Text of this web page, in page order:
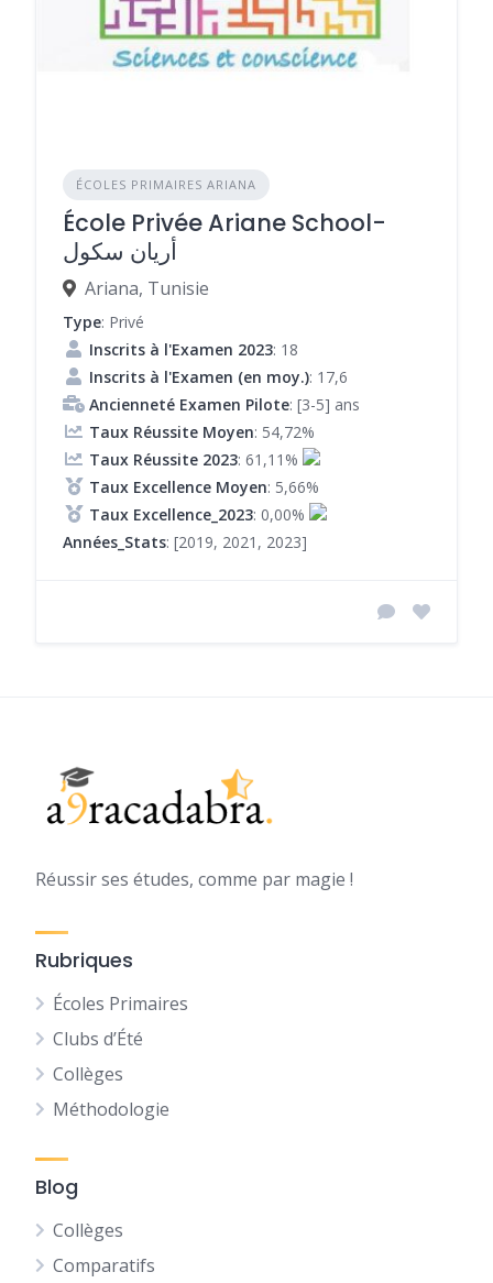
ÉCOLES PRIMAIRES ARIANA
École Privée Ariane School-
أريان سكول
Ariana, Tunisie
Type: Privé
Inscrits à l'Examen 2023: 18
Inscrits à l'Examen (en moy.): 17,6
Ancienneté Examen Pilote: [3-5] ans
Taux Réussite Moyen: 54,72%
Taux Réussite 2023: 61,11%
Taux Excellence Moyen: 5,66%
Taux Excellence_2023: 0,00%
Années_Stats: [2019, 2021, 2023]
Réussir ses études, comme par magie !
Rubriques
Écoles Primaires
Clubs d’Été
Collèges
Méthodologie
Blog
Collèges
Comparatifs